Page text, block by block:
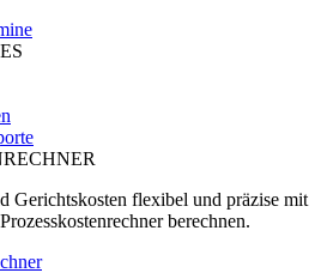
Gerichtskosten flexibel und präzise mit
berechnen.